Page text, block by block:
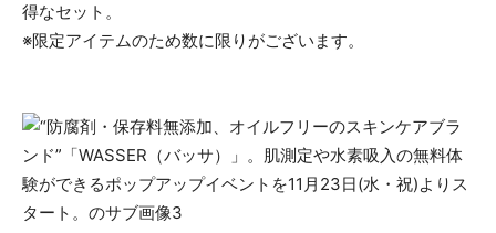
得なセット。
※限定アイテムのため数に限りがございます。